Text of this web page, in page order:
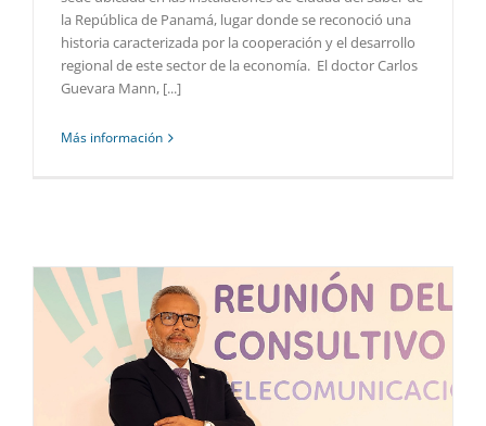
la República de Panamá, lugar donde se reconoció una
historia caracterizada por la cooperación y el desarrollo
regional de este sector de la economía. El doctor Carlos
Guevara Mann, [...]
Más información